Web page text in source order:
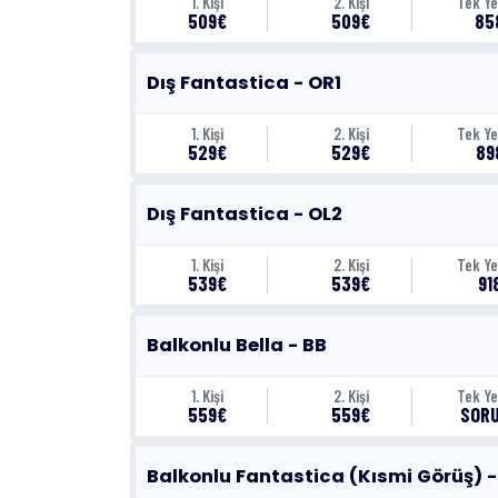
509€ 509€
Dış Fantastica - OR1
1. Kişi
529€
2. Kişi
529€
Tek
Dış Fantastica - OL2
1. Kişi
539€
2. Kişi
539€
Tek
Balkonlu Bella - BB
1. Kişi
559€
2. Kişi
559€
Tek
Balkonlu Fantastica (Kısmi Görüş) -